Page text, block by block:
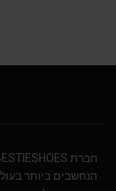
הנחשבים ביותר